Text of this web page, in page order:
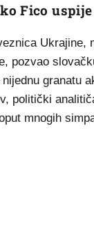
Fico
pozvao
granatu
politički
mnogih